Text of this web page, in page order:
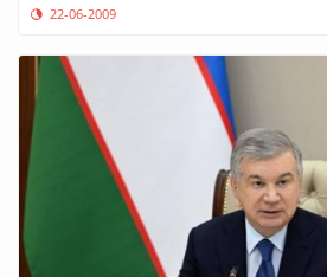
22-06-2009